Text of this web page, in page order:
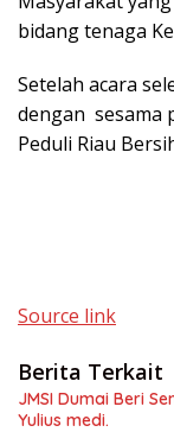
bidang tenaga
Setelah acara
dengan sesama
Peduli Riau
Source link
Berita Terkait
JMSI Dumai Beri
Yulius medi.